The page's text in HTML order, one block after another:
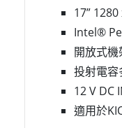
醫管等級
醫管等級強固型平板
醫管等級工業電腦
醫管等級顯示器
人工智慧電腦
邊緣運算人工智慧移
17”
Intel®
開放式
投射電容
12 V DC
適用於